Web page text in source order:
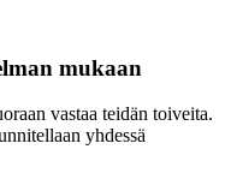
mukaan
vastaa teidän toiveita.
yhdessä